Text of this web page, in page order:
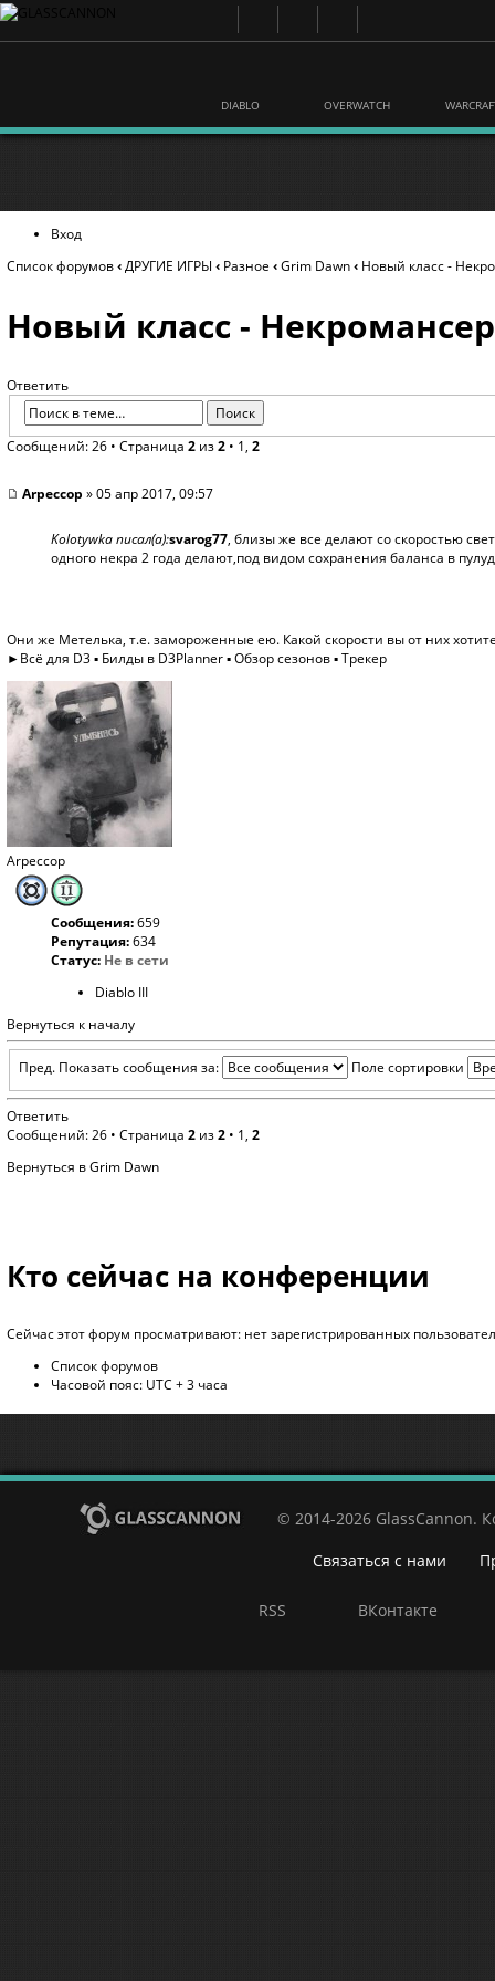
DIABLO OVERWATCH
Вход
Список форумов‹ДРУГИЕ ИГРЫ ‹ Разное ‹Grim Dawn‹ Новый класс -
Новый класс - Некромансер
Ответить
Сообщений: 26 • Страница 2 из2 • 1, 2
Arpeccop » 05 апр 2017, 09:57
Kolotywka писал(а):svarog77, близы же все делают со скоростью
одного некра 2 года делают,под видом сохранения баланса в
Они же Метелька, т.е. замороженные ею. Какой скорости вы от них
►Всё для D3▪ Билды в D3Planner▪Обзор сезонов▪Трекер
Arpeccop
Сообщения:659
Репутация:634
Статус: Не в сети
Diablo III
Вернуться к началу
Пред. Показать сообщения за: Поле сортировки
Ответить
Сообщений: 26 • Страница 2 из2 • 1, 2
Вернуться в Grim Dawn
Кто сейчас на конференции
Сейчас этот форум просматривают: нет зарегистрированных
Список форумов
Часовой пояс: UTC + 3 часа
© 2014-2026 GlassCannon.
Связаться с нами
RSS ВКонтакте